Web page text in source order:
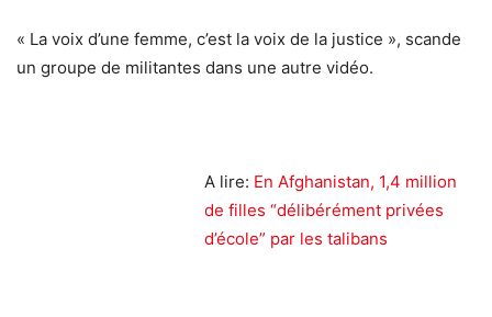
« La voix d’une femme, c’est la voix de la justice », scande
un groupe de militantes dans une autre vidéo.
A lire: En Afghanistan, 1,4 million
de filles “délibérément privées
d’école” par les talibans